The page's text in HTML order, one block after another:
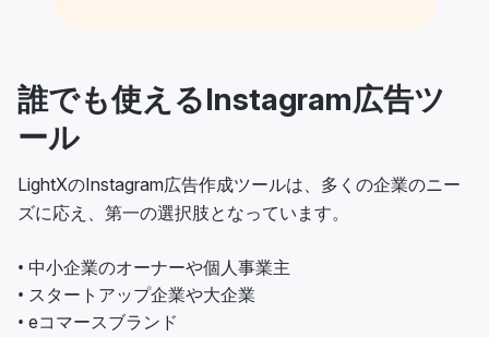
誰でも使えるInstagram広告ツ
ール
LightXのInstagram広告作成ツールは、多くの企業のニー
ズに応え、第一の選択肢となっています。
• 中小企業のオーナーや個人事業主
• スタートアップ企業や大企業
• eコマースブランド